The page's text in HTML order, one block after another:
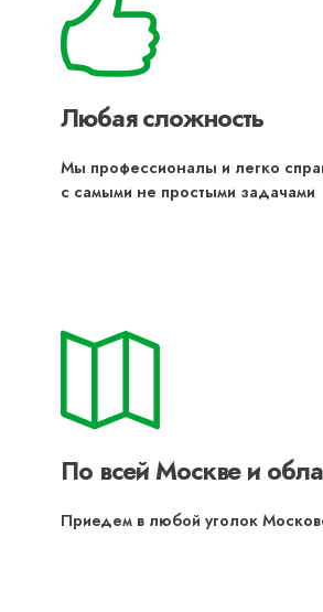
Любая сложность
Мы профессионалы и легко
с самыми не простыми задачами
По всей Москве и
Приедем в любой уголок